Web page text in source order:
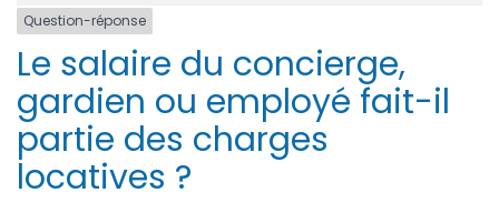
Question-réponse
Le salaire du concierge,
gardien ou employé fait-il
partie des charges
locatives ?